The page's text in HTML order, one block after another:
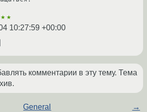
★★
10:27:59 +00:00
комментарии в эту тему. Тема
General →